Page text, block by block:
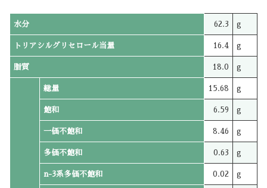
水分 62.3 g
トリアシルグリセロール当量 16.4 g
脂質 18.0 g
総量 15.68 g
飽和 6.59 g
一価不飽和 8.46 g
多価不飽和 0.63 g
n-3系多価不飽和 0.02 g